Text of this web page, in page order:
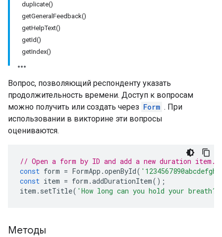
duplicate()
getGeneralFeedback()
getHelpText()
getId()
getIndex()
Вопрос, позволяющий респонденту указать
продолжительность времени. Доступ к вопросам
можно получить или создать через Form . При
использовании в викторине эти вопросы
оцениваются.
// Open a form by ID and add a new duration item.
const form = FormApp .openById(
const item = form .addDurationItem();
item . setTitle( 'How long can you hold your breath?'
Методы